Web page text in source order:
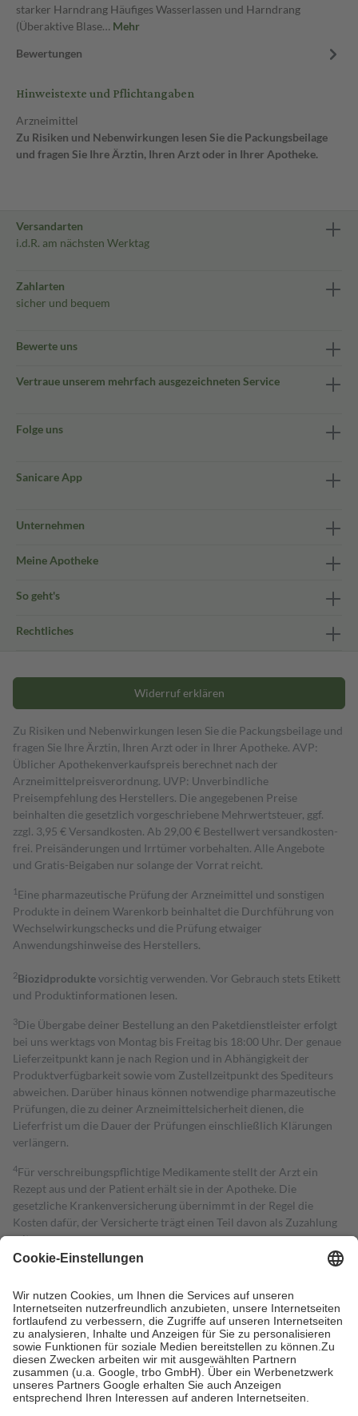
starker Harndrang Häufiges Wasserlassen und Harndrang
(Überaktive Blase… Mehr
Bewertungen
Hinweistexte und Pflichtangaben
Arzneimittel
Zu Risiken und Nebenwirkungen lesen Sie die Packungsbeilage
und fragen Sie Ihre Ärztin, Ihren Arzt oder in Ihrer Apotheke.
Versandarten
i.d.R. am nächsten Werktag
Zahlarten
sicher und bequem
Bewerte uns
Vertraue unserem mehrfach ausgezeichneten Service
Folge uns
Sanicare App
Unternehmen
Meine Apotheke
So geht's
Rechtliches
Widerruf erklären
Zu Risiken und Nebenwirkungen lesen Sie die Packungsbeilage und
fragen Sie Ihre Ärztin, Ihren Arzt oder in Ihrer Apotheke. AVP:
Üblicher Apothekenverkaufspreis berechnet nach der
Arzneimittelpreisverordnung. UVP: Unverbindliche
Preisempfehlung des Herstellers. Die angegebenen Preise
beinhalten die gesetzlich vorgeschriebene Mehrwertsteuer, ggf.
zzgl. 3,95 € Versandkosten. Ab 29,00 € Bestell­wert versand­kosten­
frei. Preisänderungen und Irrtümer vorbehalten. Alle Angebote
und Gratis-Beigaben nur solange der Vorrat reicht.
1 Eine pharmazeutische Prüfung der Arzneimittel und sonstigen
Produkte in deinem Warenkorb beinhaltet die Durchführung von
Wechselwirkungschecks und die Prüfung etwaiger
Anwendungshinweise des Herstellers.
2Biozidproduktevorsichtig verwenden. Vor Gebrauch stets Etikett
und Produktinformationen lesen.
3Die Übergabe deiner Bestellung an den Paketdienstleister erfolgt
bei uns werktags von Montag bis Freitag bis 18:00 Uhr. Der genaue
Lieferzeitpunkt kann je nach Region und in Abhängigkeit der
Produktverfügbarkeit sowie vom Zustellzeitpunkt des Spediteurs
abweichen. Darüber hinaus können notwendige pharmazeutische
Prüfungen, die zu deiner Arzneimittelsicherheit dienen, die
Lieferfrist um die Dauer der Prüfungen einschließlich Klärungen
verlängern.
4Für verschreibungspflichtige Medikamente stellt der Arzt ein
Rezept aus und der Patient erhält sie in der Apotheke. Die
gesetzliche Krankenversicherung übernimmt in der Regel die
Kosten dafür, der Versicherte trägt einen Teil davon als Zuzahlung
mit.
Grundsätzlich leisten Mitglieder Zuzahlungen in Höhe von zehn
höchstens zehn Euro.
Es sind jedoch nie mehr als die tatsächlichen
Kosten der Leistung zu entrichten.
Diese Regeln gelten grundsätzlich auch für Online-Apotheken.
Bei Heilmitteln und häuslicher Krankenpflege beträgt die
Zuzahlung zehn Prozent der Kosten sowie zehn Euro je
Verordnung.
Um das Engagement der Versicherten für ihre eigene Gesundheit zu
stärken und die besondere Stellung der Familie zu unterstützen,